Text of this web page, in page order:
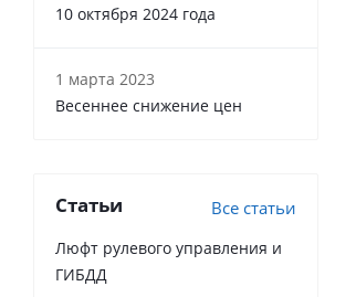
10 октября 2024 года
1 марта 2023
Весеннее снижение цен
Статьи Все статьи
Люфт рулевого управления и
ГИБДД